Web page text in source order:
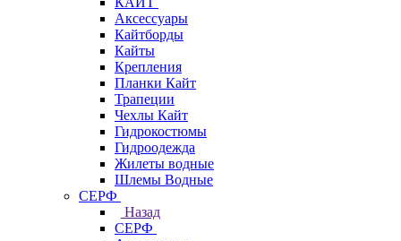
Аксессуары
Кайтборды
Кайты
Крепления
Планки Кайт
Трапеции
Чехлы Кайт
Гидрокостюмы
Гидроодежда
Жилеты водные
Шлемы Водные
СЕРФ
Назад
СЕРФ